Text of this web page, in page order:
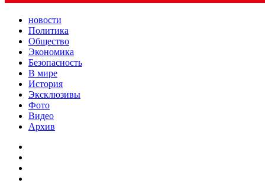
новости
Политика
Общество
Экономика
Безопасность
В мире
История
Эксклюзивы
Фото
Видео
Архив